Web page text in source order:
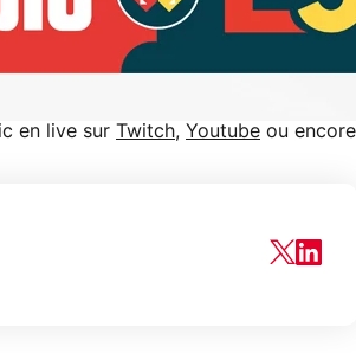
en live sur Twitch, Youtube ou encore